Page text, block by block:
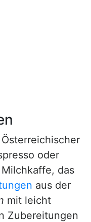
oder
das
aus der
mit leicht
Zubereitungen